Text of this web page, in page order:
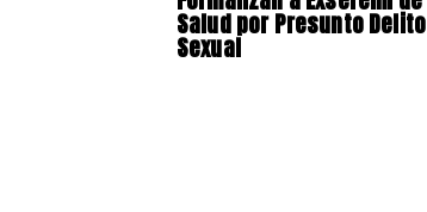
Salud por Presunto Delito
Sexual